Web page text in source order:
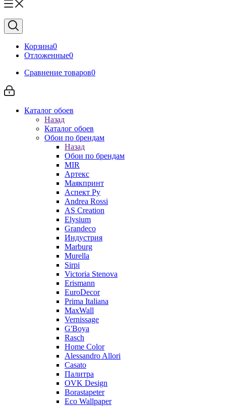
Корзина0
Отложенные0
Сравнение товаров0
Каталог обоев
Назад
Каталог обоев
Обои по брендам
Назад
Обои по брендам
MIR
Артекс
Маякпринт
Аспект Ру
Andrea Rossi
AS Creation
Elysium
Grandeco
Индустрия
Marburg
Murella
Sirpi
Victoria Stenova
Erismann
EuroDecor
Prima Italiana
MaxWall
Vernissage
G'Boya
Rasch
Home Color
Alessandro Allori
Casato
Палитра
OVK Design
Borastapeter
Eco Wallpaper